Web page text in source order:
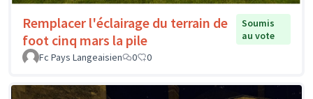
Remplacer l'éclairage du terrain de
foot cinq mars la pile
Soumis
au vote
Fc Pays Langeaisien
0 0